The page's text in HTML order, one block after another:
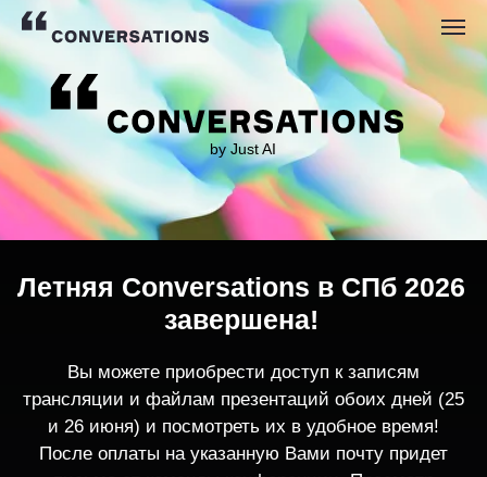
by Just AI
трансляции и файлам презентаций обоих дней (25
После оплаты на указанную Вами почту придет
записей трансляции возможен только с одного
устройства единовременно.
По любым вопросам пишите
contact@conversations-ai.co m
Летняя Conversations в СПб 2026
завершена!